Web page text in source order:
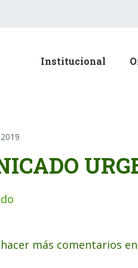
Institucional
más comentarios